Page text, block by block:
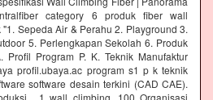
category 6 produk fiber wall
Sepeda Air & Perahu 2. Playground 3.
5. Perlengkapan Sekolah 6. Produk
Profil Program P. K. Teknik Manufaktur
profil.ubaya.ac program s1 p k teknik
software desain terkini (CAD CAE).
. 1 wall climbing. 100 Organisasi